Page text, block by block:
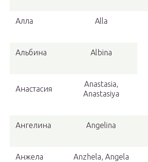
Алла Alla
Альбина Albina
Анастасия
Anastasia,
Anastasiya
Ангелина Angelina
Анжела Anzhela, Angela